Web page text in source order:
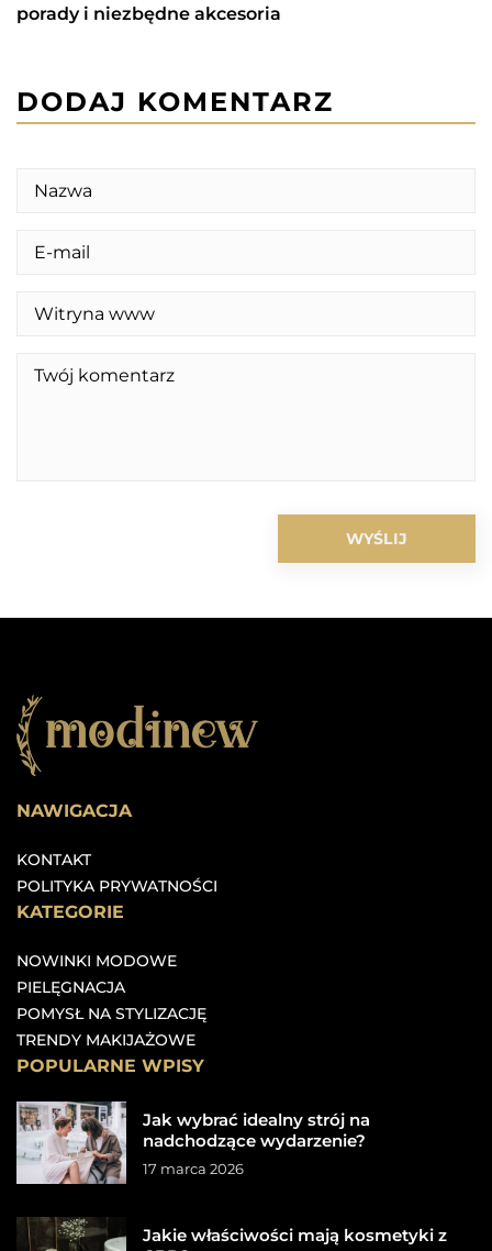
porady i niezbędne akcesoria
DODAJ KOMENTARZ
NAWIGACJA
KONTAKT
POLITYKA PRYWATNOŚCI
KATEGORIE
NOWINKI MODOWE
PIELĘGNACJA
POMYSŁ NA STYLIZACJĘ
TRENDY MAKIJAŻOWE
POPULARNE WPISY
Jak wybrać idealny strój na
nadchodzące wydarzenie?
17 marca 2026
Jakie właściwości mają kosmetyki z